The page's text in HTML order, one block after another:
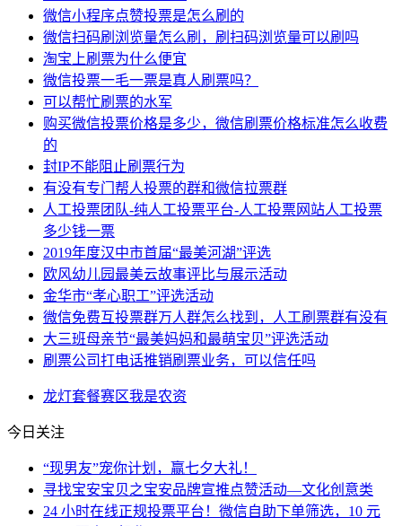
微信小程序点赞投票是怎么刷的
微信扫码刷浏览量怎么刷，刷扫码浏览量可以刷吗
淘宝上刷票为什么便宜
微信投票一毛一票是真人刷票吗？
可以帮忙刷票的水军
购买微信投票价格是多少，微信刷票价格标准怎么收费
的
封IP不能阻止刷票行为
有没有专门帮人投票的群和微信拉票群
人工投票团队-纯人工投票平台-人工投票网站人工投票
多少钱一票
2019年度汉中市首届“最美河湖”评选
欧风幼儿园最美云故事评比与展示活动
金华市“孝心职工”评选活动
微信免费互投票群万人群怎么找到，人工刷票群有没有
大三班母亲节“最美妈妈和最萌宝贝”评选活动
刷票公司打电话推销刷票业务，可以信任吗
龙灯套餐赛区我是农资
今日关注
“现男友”宠你计划，赢七夕大礼！
寻找宝安宝贝之宝安品牌宣推点赞活动—文化创意类
24 小时在线正规投票平台！微信自助下单筛选，10 元